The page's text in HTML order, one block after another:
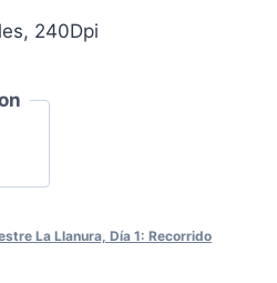
240Dpi
La Llanura, Día 1: Recorrido